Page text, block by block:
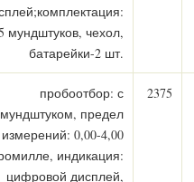
мундштуков, чехол,
батарейки-2 шт.
пробоотбор: с
мундштуком, предел
измерений: 0,00-4,00
индикация:
цифровой дисплей,
2375